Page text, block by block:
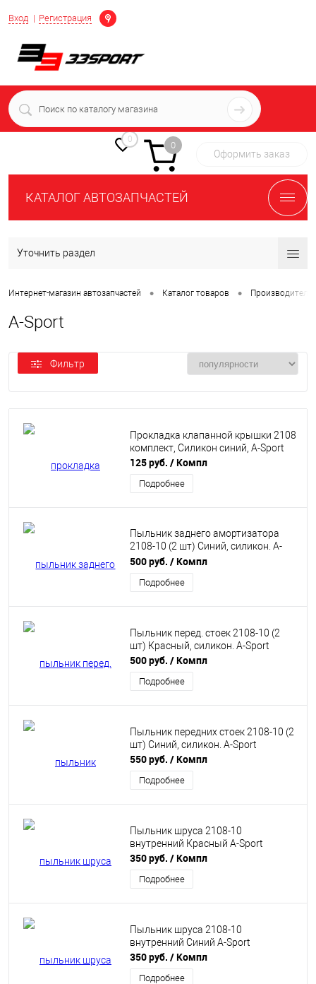
Вход Регистрация
Определение
+7 (939) 716-10-06
пн-пт 7:00-16:00 МСК
0
0
Оформить заказ
КАТАЛОГ АВТОЗАПЧАСТЕЙ
Уточнить раздел
Интернет-магазин автозапчастей • Каталог товаров • Производители
A-Sport
Фильтр
Прокладка клапанной крышки 2108
комплект, Силикон синий, A-Sport
125 руб. / Компл
Подробнее
Пыльник заднего амортизатора
2108-10 (2 шт) Синий, силикон. A-
Sport
500 руб. / Компл
Подробнее
Пыльник перед. стоек 2108-10 (2
шт) Красный, силикон. A-Sport
500 руб. / Компл
Подробнее
Пыльник передних стоек 2108-10 (2
шт) Синий, силикон. A-Sport
550 руб. / Компл
Подробнее
Пыльник шруса 2108-10
внутренний Красный A-Sport
350 руб. / Компл
Подробнее
Пыльник шруса 2108-10
внутренний Синий A-Sport
350 руб. / Компл
Подробнее